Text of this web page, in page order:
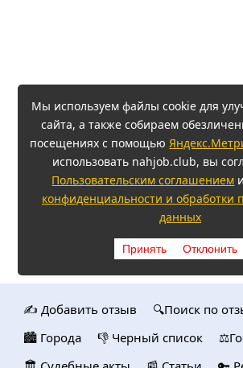
Мы используем файлы cookie для
сайта, а также собираем
посещениях с помощью
использовать nahjob.club, вы
Пользовательским соглашением и
конфиденциальности и обработки
данных
Принять Отклонить
✍️ Добавить отзыв
🔍Поиск по
🏙️ Городa
👎 Черный список